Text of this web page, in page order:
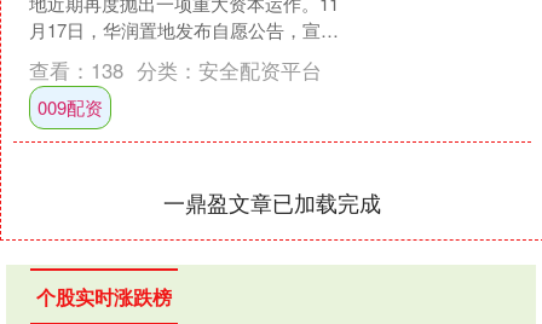
月17日，华润置地发布自愿公告，宣布
完成对旗下华润万象生活股份的出售，
套现约20.6亿港元....
查看： 138 分类： 安全配资平台
009配资
一鼎盈文章已加载完成
个股实时涨跌榜